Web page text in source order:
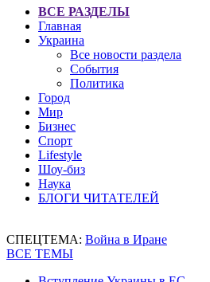
ВСЕ РАЗДЕЛЫ
Главная
Украина
Все новости раздела
События
Политика
Город
Мир
Бизнес
Спорт
Lifestyle
Шоу-биз
Наука
БЛОГИ ЧИТАТЕЛЕЙ
СПЕЦТЕМА: Война в Иране
ВСЕ ТЕМЫ